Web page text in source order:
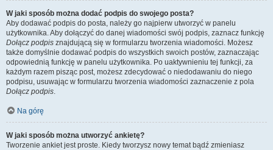
W jaki sposób można dodać podpis do swojego posta?
Aby dodawać podpis do posta, należy go najpierw utworzyć w panelu
użytkownika. Aby dołączyć do danej wiadomości swój podpis, zaznacz funkcję
Dołącz podpis znajdującą się w formularzu tworzenia wiadomości. Możesz
także domyślnie dodawać podpis do wszystkich swoich postów, zaznaczając
odpowiednią funkcję w panelu użytkownika. Po uaktywnieniu tej funkcji, za
każdym razem pisząc post, możesz zdecydować o niedodawaniu do niego
podpisu, usuwając w formularzu tworzenia wiadomości zaznaczenie z pola
Dołącz podpis.
Na górę
W jaki sposób można utworzyć ankietę?
Tworzenie ankiet jest proste. Kiedy tworzysz nowy temat bądź zmieniasz